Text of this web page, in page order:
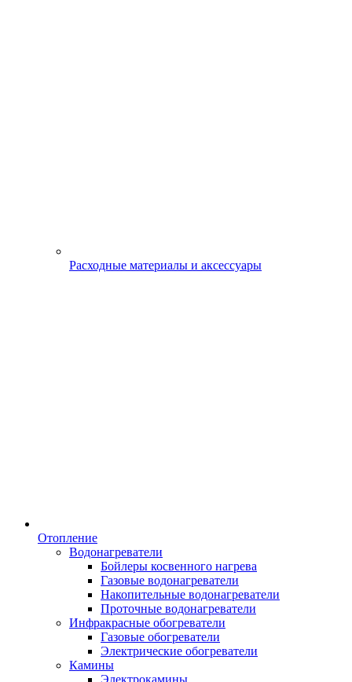
Расходные материалы и аксессуары
Отопление
Водонагреватели
Бойлеры косвенного нагрева
Газовые водонагреватели
Накопительные водонагреватели
Проточные водонагреватели
Инфракрасные обогреватели
Газовые обогреватели
Электрические обогреватели
Камины
Электрокамины